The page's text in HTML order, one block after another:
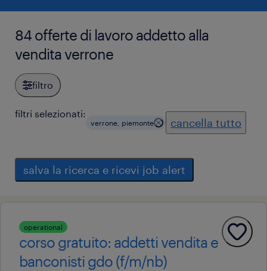
84 offerte di lavoro addetto alla
vendita verrone
filtro
filtri selezionati:
verrone, piemonte cancella tutto
salva la ricerca e ricevi job alert
operational
corso gratuito: addetti vendita e
banconisti gdo (f/m/nb)